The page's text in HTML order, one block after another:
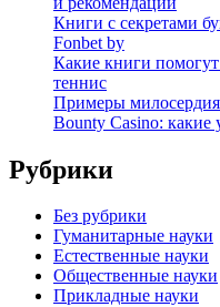
Книги с секретами
Fonbet by
Какие книги помогут
теннис
Примеры милосердия
Bounty Casino:
Рубрики
Без рубрики
Гуманитарные науки
Естественные науки
Общественные науки
Прикладные науки